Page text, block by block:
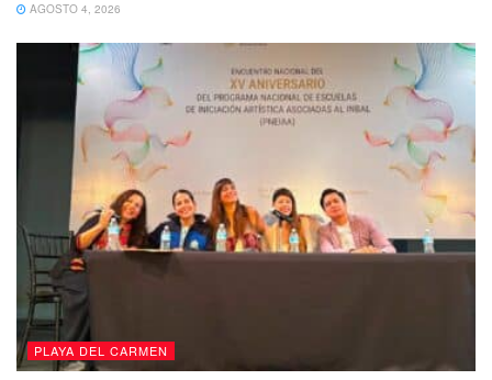
AGOSTO 4, 2026
PLAYA DEL CARMEN